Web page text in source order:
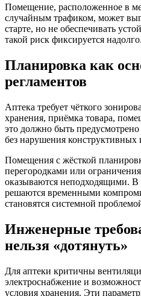
Помещение, расположенное в
случайным трафиком, может
старте, но не обеспечивать
такой риск фиксируется надолго.
Планировка как
регламентов
Аптека требует чёткого
хранения, приёмка товара,
это должно быть
без нарушения
Помещения с жёсткой
перегородками или
оказываются неподходящими. В
решаются временными
становятся системной
Инженерные
нельзя «дотянуть»
Для аптеки критичны
электроснабжение и
условия хранения. Эти